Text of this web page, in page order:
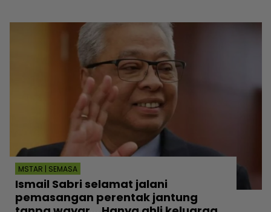
MSTAR | SEMASA
Ismail Sabri selamat jalani
pemasangan perentak jantung